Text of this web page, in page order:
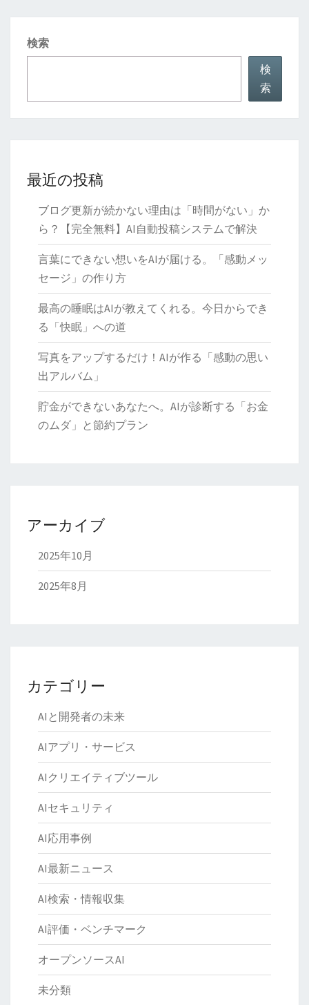
課
検索
検
索
最近の投稿
ブログ更新が続かない理由は「時間がない」か
ら？【完全無料】AI自動投稿システムで解決
言葉にできない想いをAIが届ける。「感動メッ
セージ」の作り方
最高の睡眠はAIが教えてくれる。今日からでき
る「快眠」への道
写真をアップするだけ！AIが作る「感動の思い
出アルバム」
貯金ができないあなたへ。AIが診断する「お金
のムダ」と節約プラン
アーカイブ
2025年10月
2025年8月
カテゴリー
AIと開発者の未来
AIアプリ・サービス
AIクリエイティブツール
AIセキュリティ
AI応用事例
AI最新ニュース
AI検索・情報収集
AI評価・ベンチマーク
オープンソースAI
未分類